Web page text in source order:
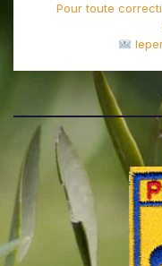
Pour toute